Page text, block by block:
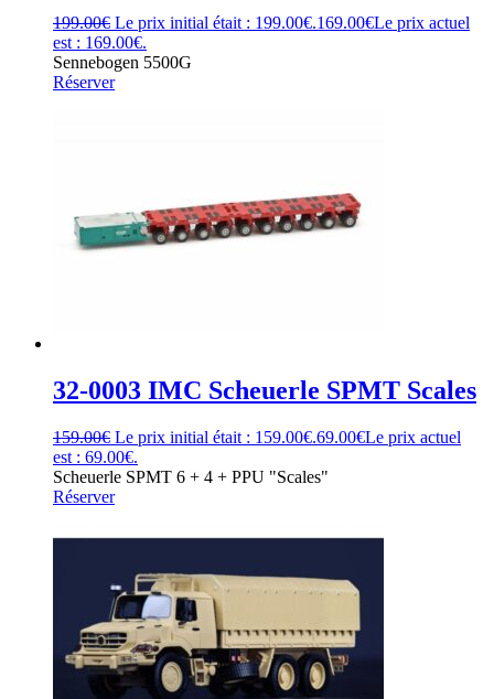
199.00€ Le prix initial était : 199.00€.169.00€Le prix actuel
est : 169.00€.
Sennebogen 5500G
Réserver
32-0003 IMC Scheuerle SPMT Scales
159.00€ Le prix initial était : 159.00€.69.00€Le prix actuel
est : 69.00€.
Scheuerle SPMT 6 + 4 + PPU "Scales"
Réserver